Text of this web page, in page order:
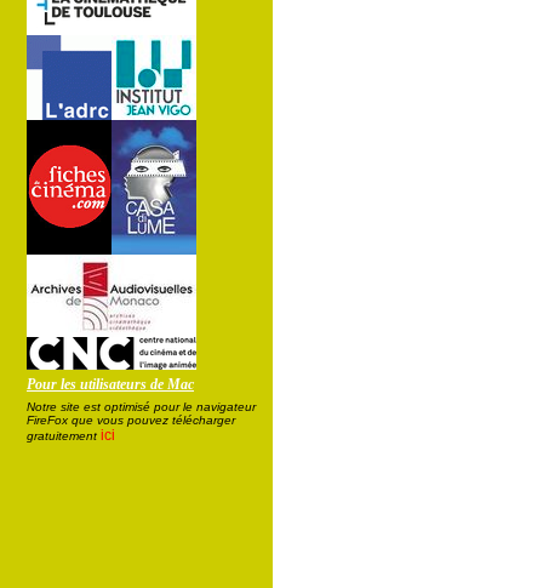
Pour les utilisateurs de Mac
Notre site est optimisé pour le navigateur
FireFox que vous pouvez télécharger
gratuitement ici